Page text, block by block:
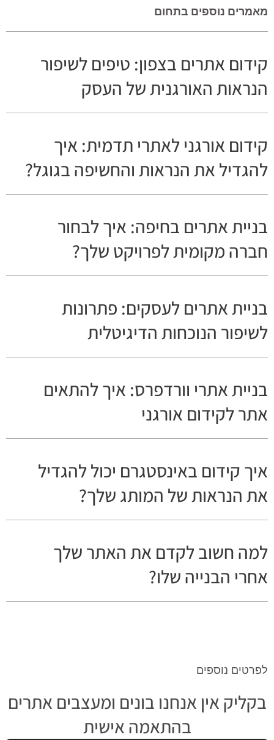
מאמרים נוספים בתחום
קידום אתרים בצפון: טיפים לשיפור
הנראות האורגנית של העסק
קידום אורגני לאתרי תדמית: איך
להגדיל את הנראות והחשיפה בגוגל?
בניית אתרים בחיפה: איך לבחור
חברה מקומית לפרויקט שלך?
בניית אתרים לעסקים: פתרונות
לשיפור הנוכחות הדיגיטלית
בניית אתרי וורדפרס: איך להתאים
אתר לקידום אורגני
איך קידום באינסטגרם יכול להגדיל
את הנראות של המותג שלך?
למה חשוב לקדם את האתר שלך
אחרי הבנייה שלו?
לפרטים נוספים
בקליק אין אנחנו בונים ומעצבים אתרים
בהתאמה אישית